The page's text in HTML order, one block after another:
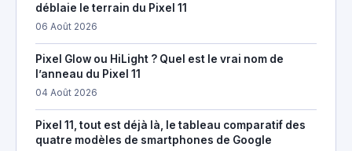
déblaie le terrain du Pixel 11
06 Août 2026
Pixel Glow ou HiLight ? Quel est le vrai nom de
l’anneau du Pixel 11
04 Août 2026
Pixel 11, tout est déjà là, le tableau comparatif des
quatre modèles de smartphones de Google